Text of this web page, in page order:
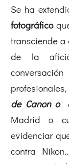
Se ha
fotográfico
transciende a
de la
de Canon o
Madrid o
evidenciar
contra